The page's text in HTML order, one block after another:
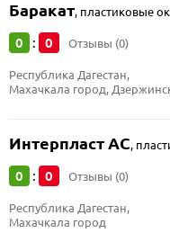
Баракат, пластиковые
0 : 0 Отзывы (0)
Республика Дагестан,
Махачкала город,
Интерпласт АС,
0 : 0 Отзывы (0)
Республика Дагестан,
Махачкала город